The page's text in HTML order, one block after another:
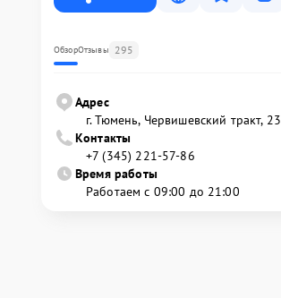
ОбзорОтзывы 295
Адрес
г. Тюмень, ​Червишевский тракт, 23
Контакты
+7 (345) 221-57-86
Время работы
Работаем с 09:00 до 21:00